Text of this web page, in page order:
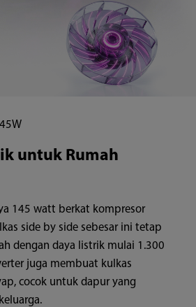
untuk Rumah
145 watt berkat kompresor
side by side sebesar ini tetap
dengan daya listrik mulai 1.300
juga membuat kulkas
cocok untuk dapur yang